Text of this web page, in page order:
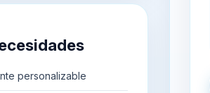
personalizable